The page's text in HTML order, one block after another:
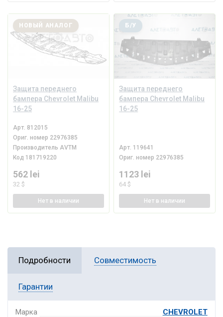
Защита переднего
бампера Chevrolet Malibu
16-25
НОВЫЙ АНАЛОГ
Арт. 812015
Ориг. номер 22976385
Производитель AVTM
Код 181719220
562 lei
32 $
Нет в наличии
Защита переднего
бампера Chevrolet Malibu
16-25
Б/У
Арт. 119641
Ориг. номер 22976385
1123 lei
64 $
Нет в наличии
Подробности Совместимость
Гарантии
Марка CHEVROLET